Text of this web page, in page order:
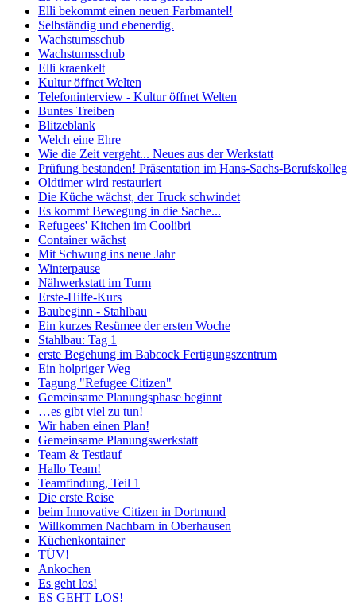
Elli bekommt einen neuen Farbmantel!
Selbständig und ebenerdig.
Wachstumsschub
Wachstumsschub
Elli kraenkelt
Kultur öffnet Welten
Telefoninterview - Kultur öffnet Welten
Buntes Treiben
Blitzeblank
Welch eine Ehre
Wie die Zeit vergeht... Neues aus der Werkstatt
Prüfung bestanden! Präsentation im Hans-Sachs-Berufskolleg
Oldtimer wird restauriert
Die Küche wächst, der Truck schwindet
Es kommt Bewegung in die Sache...
Refugees' Kitchen im Coolibri
Container wächst
Mit Schwung ins neue Jahr
Winterpause
Nähwerkstatt im Turm
Erste-Hilfe-Kurs
Baubeginn - Stahlbau
Ein kurzes Resümee der ersten Woche
Stahlbau: Tag 1
erste Begehung im Babcock Fertigungszentrum
Ein holpriger Weg
Tagung "Refugee Citizen"
Gemeinsame Planungsphase beginnt
…es gibt viel zu tun!
Wir haben einen Plan!
Gemeinsame Planungswerkstatt
Team & Testlauf
Hallo Team!
Teamfindung, Teil 1
Die erste Reise
beim Innovative Citizen in Dortmund
Willkommen Nachbarn in Oberhausen
Küchenkontainer
TÜV!
Ankochen
Es geht los!
ES GEHT LOS!